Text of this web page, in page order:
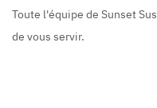
Toute l'équipe de Sunset
de vous servir.